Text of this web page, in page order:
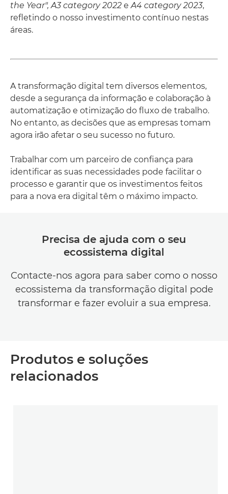
the Year", A3 category 2022 eA4 category 2023,
refletindo o nosso investimento contínuo nestas
áreas.
A transformação digital tem diversos elementos,
desde a segurança da informação e colaboração à
automatização e otimização do fluxo de trabalho.
No entanto, as decisões que as empresas tomam
agora irão afetar o seu sucesso no futuro.
Trabalhar com um parceiro de confiança para
identificar as suas necessidades pode facilitar o
processo e garantir que os investimentos feitos
para a nova era digital têm o máximo impacto.
Precisa de ajuda com o seu
ecossistema digital
Contacte-nos agora para saber como o nosso
ecossistema da transformação digital pode
transformar e fazer evoluir a sua empresa.
Produtos e soluções
relacionados